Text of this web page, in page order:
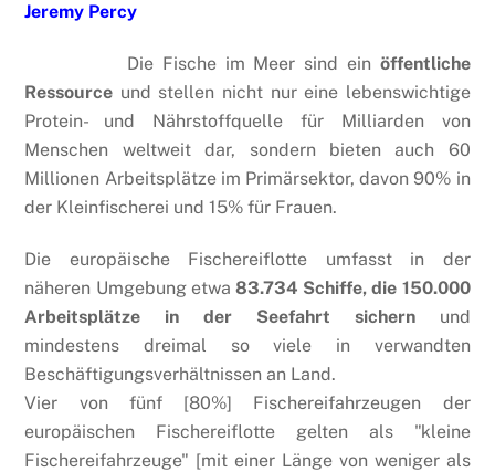
Jeremy Percy
Die Fische im Meer sind ein öffentliche
Ressource und stellen nicht nur eine lebenswichtige
Protein- und Nährstoffquelle für Milliarden von
Menschen weltweit dar, sondern bieten auch 60
Millionen Arbeitsplätze im Primärsektor, davon 90% in
der Kleinfischerei und 15% für Frauen.
Die europäische Fischereiflotte umfasst in der
näheren Umgebung etwa 83.734 Schiffe, die 150.000
Arbeitsplätze in der Seefahrt sichernund
mindestens dreimal so viele in verwandten
Beschäftigungsverhältnissen an Land.
Vier von fünf [80%] Fischereifahrzeugen der
europäischen Fischereiflotte gelten als "kleine
Fischereifahrzeuge" [mit einer Länge von weniger als